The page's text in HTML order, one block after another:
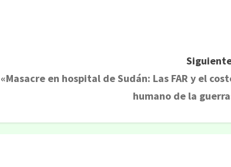
«Masacre en hospital de Sudán: Las FAR y el
humano de la